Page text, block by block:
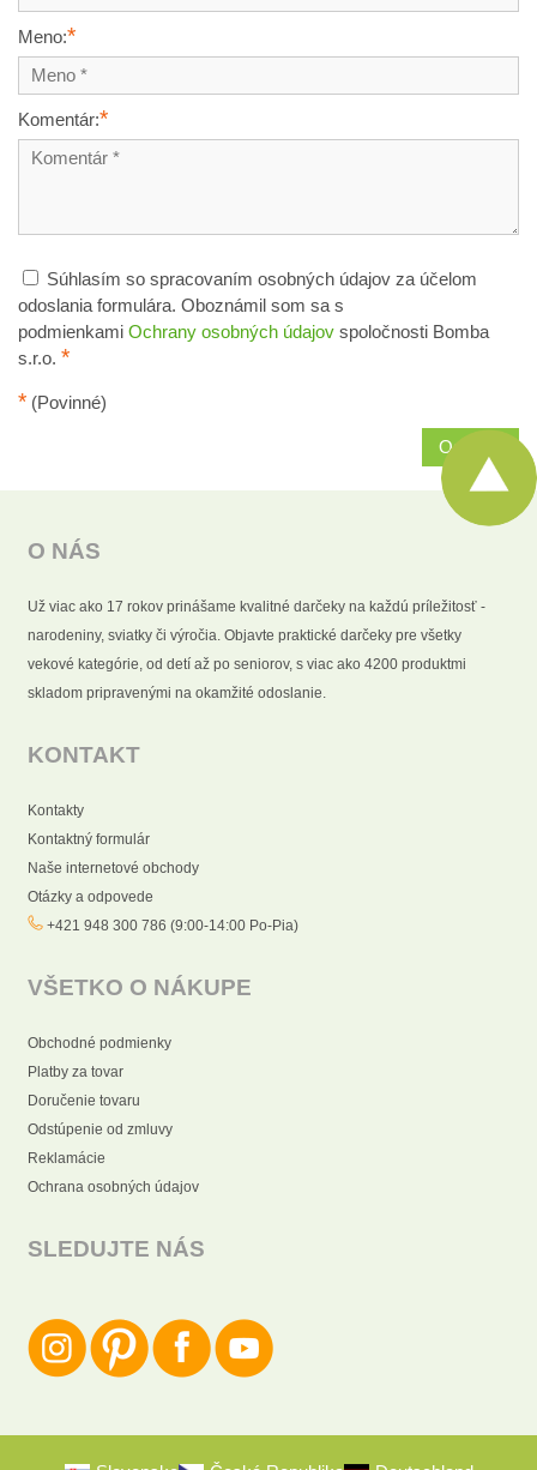
Meno:*
Komentár:*
Súhlasím so spracovaním osobných údajov za účelom
odoslania formulára. Oboznámil som sa s
podmienkami Ochrany osobných údajov spoločnosti Bomba
s.r.o. *
* (Povinné)
Odoslať
O NÁS
Už viac ako 17 rokov prinášame kvalitné darčeky na každú príležitosť -
narodeniny, sviatky či výročia. Objavte praktické darčeky pre všetky
vekové kategórie, od detí až po seniorov, s viac ako 4200 produktmi
skladom pripravenými na okamžité odoslanie.
KONTAKT
Kontakty
Kontaktný formulár
Naše internetové obchody
Otázky a odpovede
+421 948 300 786 (9:00-14:00 Po-Pia)
VŠETKO O NÁKUPE
Obchodné podmienky
Platby za tovar
Doručenie tovaru
Odstúpenie od zmluvy
Reklamácie
Ochrana osobných údajov
SLEDUJTE NÁS